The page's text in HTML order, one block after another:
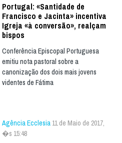
Portugal: «Santidade de
Francisco e Jacinta» incentiva
Igreja «à conversão», realçam
bispos
Conferência Episcopal Portuguesa
emitiu nota pastoral sobre a
canonização dos dois mais jovens
videntes de Fátima
Agência Ecclesia 11 de Maio de 2017,
�s 15:48